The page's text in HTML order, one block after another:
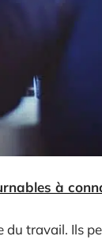
à
du travail. Ils